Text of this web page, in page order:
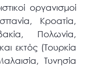
οργανισμοί
Κροατία,
Πολωνία,
εκτός (Τουρκία
Τυνησία